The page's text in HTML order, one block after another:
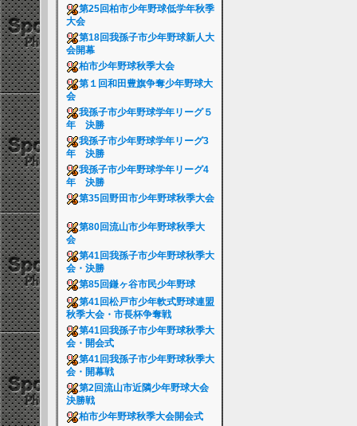
第25回柏市少年野球低学年秋季
大会
第18回我孫子市少年野球新人大
会開幕
柏市少年野球秋季大会
第１回和田豊旗争奪少年野球大
会
我孫子市少年野球学年リーグ５
年 決勝
我孫子市少年野球学年リーグ3
年 決勝
我孫子市少年野球学年リーグ4
年 決勝
第35回野田市少年野球秋季大会
第80回流山市少年野球秋季大
会
第41回我孫子市少年野球秋季大
会・決勝
第85回鎌ヶ谷市民少年野球
第41回松戸市少年軟式野球連盟
秋季大会・市長杯争奪戦
第41回我孫子市少年野球秋季大
会・開会式
第41回我孫子市少年野球秋季大
会・開幕戦
第2回流山市近隣少年野球大会
決勝戦
柏市少年野球秋季大会開会式